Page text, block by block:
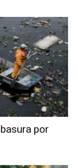
por